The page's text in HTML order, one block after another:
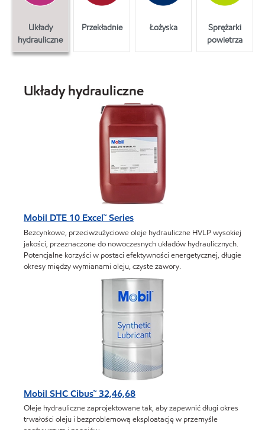
Układy
hydrauliczne
Przekładnie Łożyska
Sprężarki
powietrza
Układy hydrauliczne
Mobil DTE 10 Excel™ Series
Bezcynkowe, przeciwzużyciowe oleje hydrauliczne HVLP wysokiej
jakości, przeznaczone do nowoczesnych układów hydraulicznych.
Potencjalne korzyści w postaci efektywności energetycznej, długie
okresy między wymianami oleju, czyste zawory.
Mobil SHC Cibus™ 32,46,68
Oleje hydrauliczne zaprojektowane tak, aby zapewnić długi okres
trwałości oleju i bezproblemową eksploatację w przemyśle